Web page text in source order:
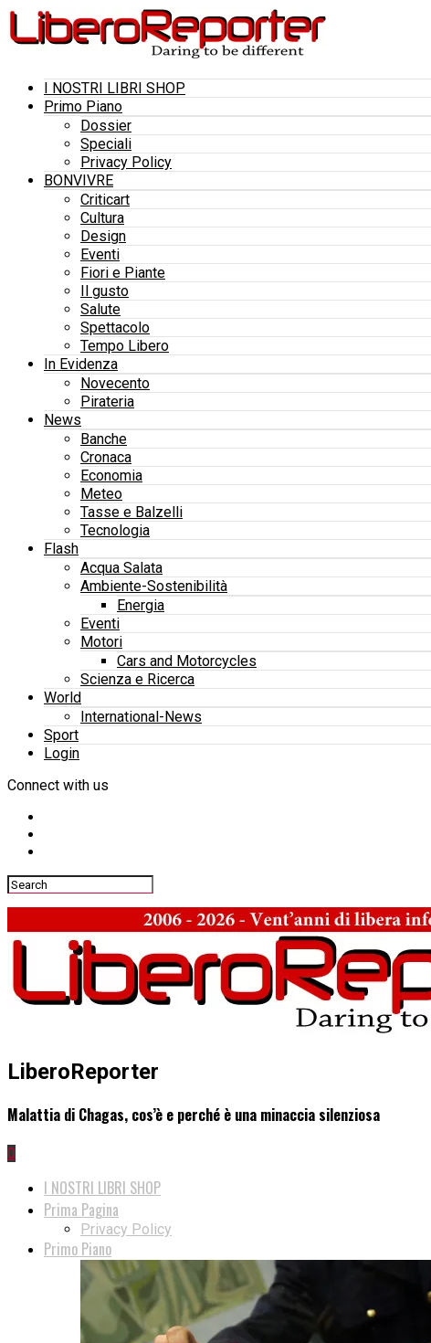
I NOSTRI LIBRI SHOP
Primo Piano
Dossier
Speciali
Privacy Policy
BONVIVRE
Criticart
Cultura
Design
Eventi
Fiori e Piante
Il gusto
Salute
Spettacolo
Tempo Libero
In Evidenza
Novecento
Pirateria
News
Banche
Cronaca
Economia
Meteo
Tasse e Balzelli
Tecnologia
Flash
Acqua Salata
Ambiente-Sostenibilità
Energia
Eventi
Motori
Cars and Motorcycles
Scienza e Ricerca
World
International-News
Sport
Login
Connect with us
LiberoReporter
Malattia di Chagas, cos’è e perché è una minaccia silenziosa
0
I NOSTRI LIBRI SHOP
Prima Pagina
Privacy Policy
Primo Piano